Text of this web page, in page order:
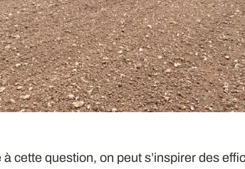
cette question, on peut s’inspirer des